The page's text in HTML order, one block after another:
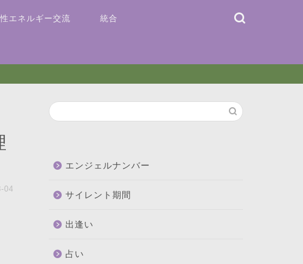
性エネルギー交流 統合
04
エンジェルナンバー
サイレント期間
出逢い
占い